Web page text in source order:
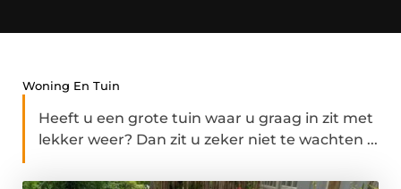
Woning En Tuin
Heeft u een grote tuin waar u graag in zit met
lekker weer? Dan zit u zeker niet te wachten ...